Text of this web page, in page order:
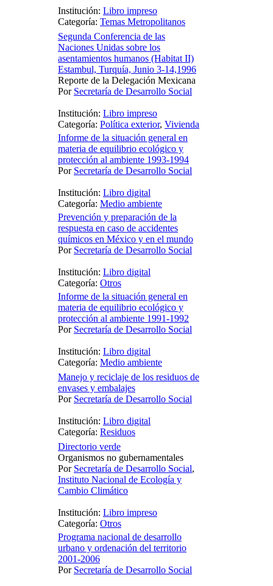
Institución: Libro impreso
Categoría: Temas Metropolitanos
Segunda Conferencia de las
Naciones Unidas sobre los
asentamientos humanos (Habitat II)
Estambul, Turquía, Junio 3-14,1996
Reporte de la Delegación Mexicana
Por Secretaría de Desarrollo Social
Institución: Libro impreso
Categoría: Política exterior, Vivienda
Informe de la situación general en
materia de equilibrio ecológico y
protección al ambiente 1993-1994
Por Secretaría de Desarrollo Social
Institución: Libro digital
Categoría: Medio ambiente
Prevención y preparación de la
respuesta en caso de accidentes
químicos en México y en el mundo
Por Secretaría de Desarrollo Social
Institución: Libro digital
Categoría: Otros
Informe de la situación general en
materia de equilibrio ecológico y
protección al ambiente 1991-1992
Por Secretaría de Desarrollo Social
Institución: Libro digital
Categoría: Medio ambiente
Manejo y reciclaje de los residuos de
envases y embalajes
Por Secretaría de Desarrollo Social
Institución: Libro digital
Categoría: Residuos
Directorio verde
Organismos no gubernamentales
Por Secretaría de Desarrollo Social,
Instituto Nacional de Ecología y
Cambio Climático
Institución: Libro impreso
Categoría: Otros
Programa nacional de desarrollo
urbano y ordenación del territorio
2001-2006
Por Secretaría de Desarrollo Social